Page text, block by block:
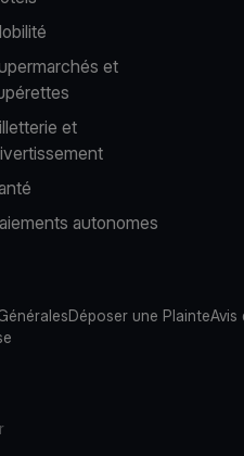
et
et
autonomes
Déposer une PlainteAvis